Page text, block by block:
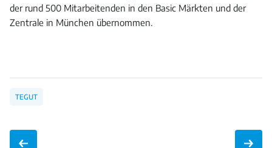
der rund 500 Mitarbeitenden in den Basic Märkten und der
Zentrale in München übernommen.
TEGUT